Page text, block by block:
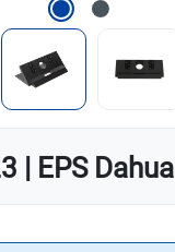
| EPS Dahua